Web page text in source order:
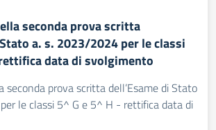
seconda prova scritta
a. s. 2023/2024 per le classi
data di svolgimento
seconda prova scritta dell’Esame di Stato
le classi 5^ G e 5^ H - rettifica data di